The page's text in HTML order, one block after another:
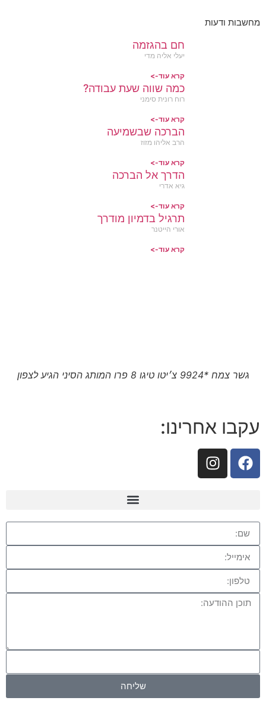
מחשבות ודעות
חם בהגזמה
יעלי אליה מדי
קרא עוד->
כמה שווה שעת עבודה?
רוח רונית סימני
קרא עוד->
הברכה שבשמיעה
הרב אליהו מזוז
קרא עוד->
הדרך אל הברכה
גיא אדרי
קרא עוד->
תרגיל בדמיון מודרך
אורי הייטנר
קרא עוד->
גשר צמח *9924 צ׳יטו טיגו 8 פרו המותג הסיני הגיע לצפון
עקבו אחרינו:
שליחה